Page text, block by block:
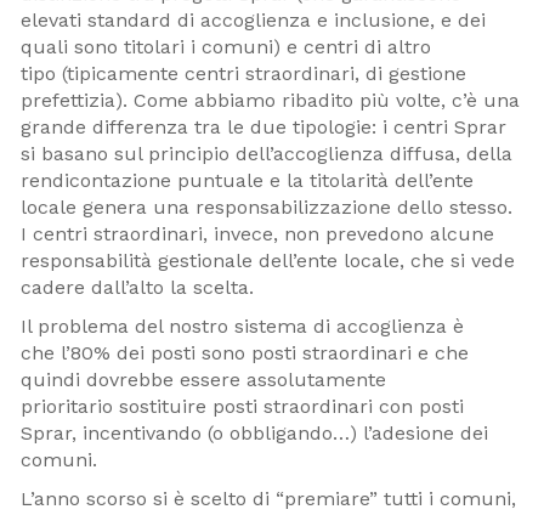
elevati standard di accoglienza e inclusione, e dei
quali sono titolari i comuni) e centri di altro
tipo (tipicamente centri straordinari, di gestione
prefettizia). Come abbiamo ribadito più volte, c’è una
grande differenza tra le due tipologie: i centri Sprar
si basano sul principio dell’accoglienza diffusa, della
rendicontazione puntuale e la titolarità dell’ente
locale genera una responsabilizzazione dello stesso.
I centri straordinari, invece, non prevedono alcune
responsabilità gestionale dell’ente locale, che si vede
cadere dall’alto la scelta.
Il problema del nostro sistema di accoglienza è
che l’80% dei posti sono posti straordinari e che
quindi dovrebbe essere assolutamente
prioritario sostituire posti straordinari con posti
Sprar, incentivando (o obbligando…) l’adesione dei
comuni.
L’anno scorso si è scelto di “premiare” tutti i comuni,